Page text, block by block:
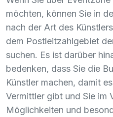
möchten, können Sie in
nach der Art des
dem Postleitzahlgebiet
suchen. Es ist darüber
bedenken, dass Sie die
Künstler machen, damit
Vermittler gibt und Sie im
Möglichkeiten und